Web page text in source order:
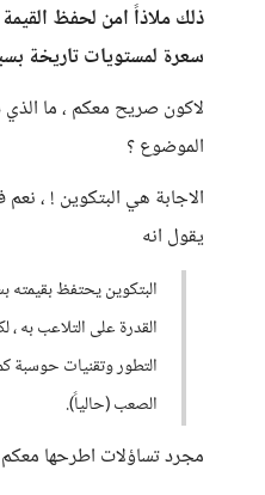
ذلك ملاذاً امن لحفظ
سعرة لمستويات تاريخة
لاكون صريح معكم ، ما
الموضوع ؟
الاجابة هي البتكوين ! ،
يقول انه
البتكوين يحتفظ بقيمته
القدرة على التلاعب به
التطور وتقنيات حوسبة
الصعب (حالياً).
مجرد تساؤلات اطرحها